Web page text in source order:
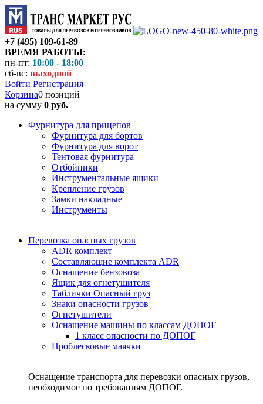
+7 (495) 109-61-89
ВРЕМЯ РАБОТЫ:
пн-пт: 10:00 - 18:00
сб-вс: выходной
Войти Регистрация
Корзина0 позиций
на сумму 0 руб.
Фурнитура для прицепов
Фурнитура для бортов
Фурнитура для ворот
Тентовая фурнитура
Отбойники
Инструментальные ящики
Крепление грузов
Замки накладные
Инструменты
Перевозка опасных грузов
ADR комплект
Составляющие комплекта ADR
Оснащение бензовоза
Ящик для огнетушителя
Таблички Опасный груз
Знаки опасности грузов
Огнетушители
Оснащение машины по классам ДОПОГ
1 класс опасности по ДОПОГ
Проблесковые маячки
Оснащение транспорта для перевозки опасных грузов,
необходимое по требованиям ДОПОГ.